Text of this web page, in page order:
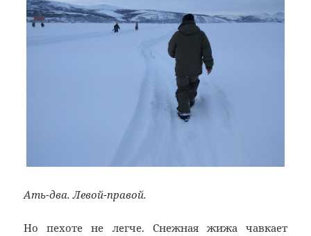
Ать-два. Левой-правой.
Но пехоте не легче. Снежная жижа чавкает